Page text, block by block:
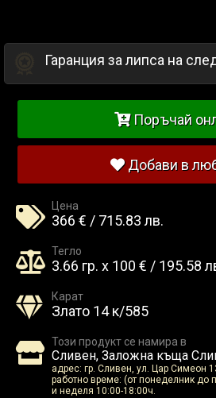
Гаранция за липса на
Поръчай
Добави в
Цена
366 € / 715.83 лв.
Тегло
3.66 гр. x 100 € / 195.58
Карат
Злато 14 к/585
Този продукт се намира в
Сливен, Заложна къща
адрес: гр. Сливен, ул. Цар Симеон
работно време: (от понеделник до
и неделя 10:00-18:00ч.